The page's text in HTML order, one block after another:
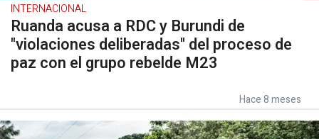
INTERNACIONAL
Ruanda acusa a RDC y Burundi de
"violaciones deliberadas" del proceso de
paz con el grupo rebelde M23
Hace 8 meses